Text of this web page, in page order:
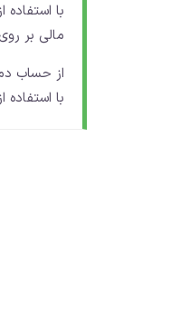
با استفاده از
مالی بر
از حساب
با